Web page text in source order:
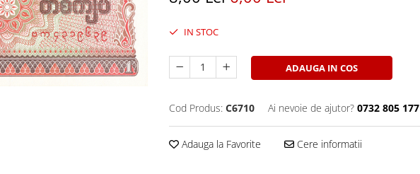
IN STOC
ADAUGA IN COS
Cod Produs: C6710 Ai nevoie de ajutor? 0732 805 177
Adauga la Favorite Cere informatii